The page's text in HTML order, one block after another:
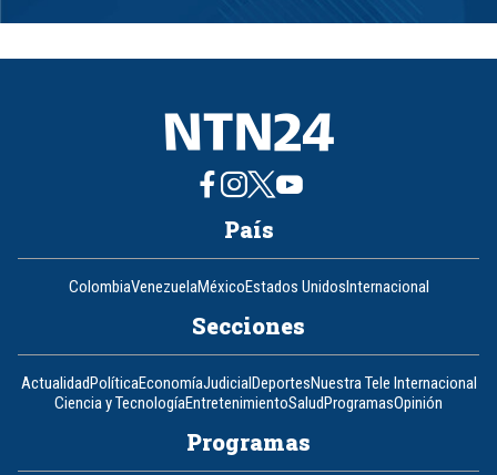
1
8
País
ColombiaVenezuelaMéxicoEstados UnidosInternacional
Secciones
ActualidadPolíticaEconomíaJudicialDeportesNuestra Tele Internacional
Ciencia y TecnologíaEntretenimientoSaludProgramasOpinión
Programas